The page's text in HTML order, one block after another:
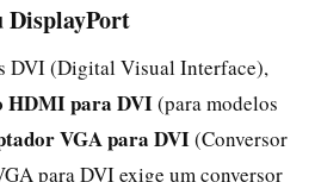
DisplayPort
DVI (Digital Visual Interface),
HDMI para DVI(para modelos
VGA para DVI(Conversor
para DVI exige um conversor